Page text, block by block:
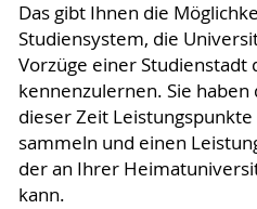
Das gibt Ihnen die
Studiensystem, die
Vorzüge einer Studienstadt
kennenzulernen. Sie
dieser Zeit Leistungspunkte
sammeln und einen
der an Ihrer
kann.